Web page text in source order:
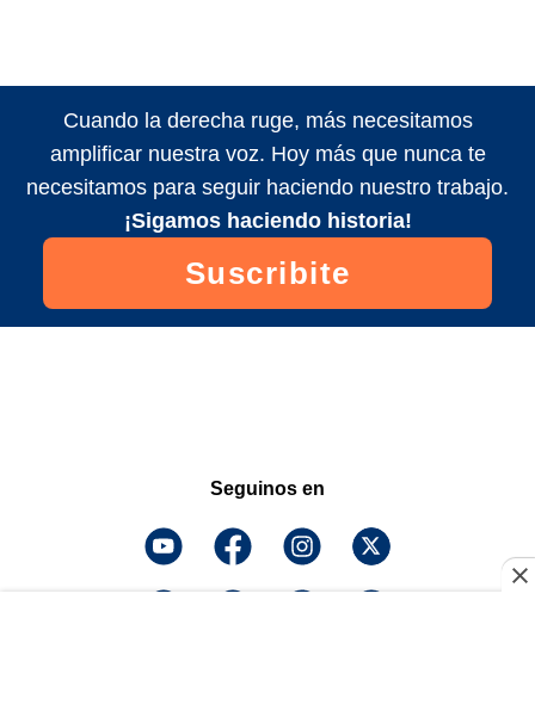
Cuando la derecha ruge, más necesitamos
amplificar nuestra voz. Hoy más que nunca te
necesitamos para seguir haciendo nuestro trabajo.
¡Sigamos haciendo historia!
Suscribite
Seguinos en